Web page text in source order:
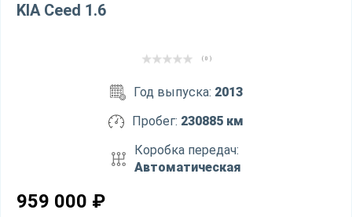
KIA Ceed 1.6
( 0 )
Год выпуска: 2013
Пробег: 230885 км
Коробка передач:
Автоматическая
959 000 ₽